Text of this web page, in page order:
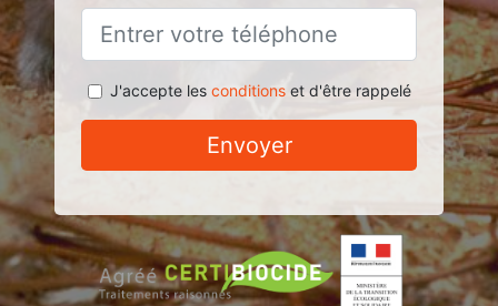
J'accepte les conditionset d'être rappelé
Envoyer